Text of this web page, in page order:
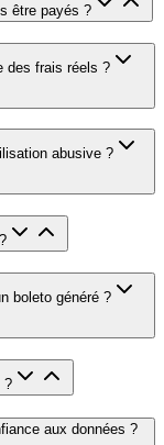
être payés ?
des frais réels ?
abusive ?
boleto généré ?
?
aux données ?